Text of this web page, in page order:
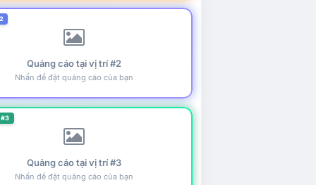
Quảng cáo tại vị trí #2
Nhấn để đặt quảng cáo của bạn
Quảng cáo tại vị trí #3
Nhấn để đặt quảng cáo của bạn